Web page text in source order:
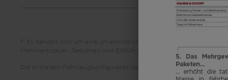
Mehrwertsteuer, Gebühren und Einfuhrzölle abweichen. Daher
Die in diesem Fahrzeugkonfigurator dargestellten Bilder dienen